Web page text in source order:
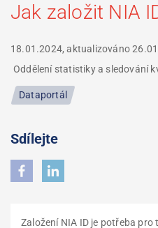
Jak založit NIA
18.01.2024, aktualizováno
Oddělení statistiky a sledování
Dataportál
Založení NIA ID je potřeba
Sdílejte